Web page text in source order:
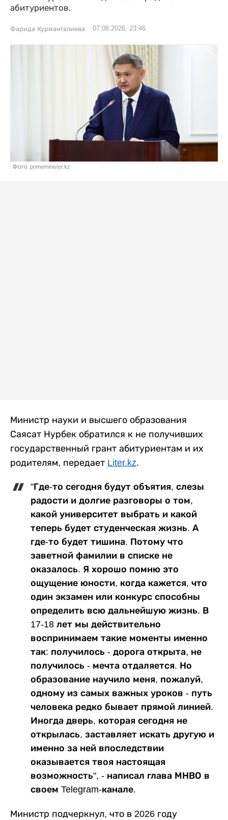
абитуриентов.
Фарида Курмангалиева 07.08.2026, 23:46
Фото: primeminister.kz
Министр науки и высшего образования
Саясат Нурбек обратился к не получивших
государственный грант абитуриентам и их
родителям, передает Liter.kz.
"Где-то сегодня будут объятия, слезы
радости и долгие разговоры о том,
какой университет выбрать и какой
теперь будет студенческая жизнь. А
где-то будет тишина. Потому что
заветной фамилии в списке не
оказалось. Я хорошо помню это
ощущение юности, когда кажется, что
один экзамен или конкурс способны
определить всю дальнейшую жизнь. В
17-18 лет мы действительно
воспринимаем такие моменты именно
так: получилось - дорога открыта, не
получилось - мечта отдаляется. Но
образование научило меня, пожалуй,
одному из самых важных уроков - путь
человека редко бывает прямой линией.
Иногда дверь, которая сегодня не
открылась, заставляет искать другую и
именно за ней впоследствии
оказывается твоя настоящая
возможность", - написал глава МНВО в
своем Telegram-канале.
Министр подчеркнул, что в 2026 году